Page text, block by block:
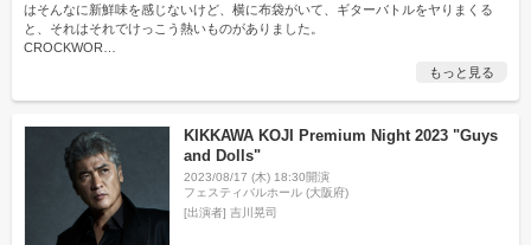
はそんなに新鮮味を感じないけど、横に布袋がいて、ギターバトルをヤりまくる
と、それはそれでけっこう熱いものがありました。
CROCKWOR
もっと見る
KIKKAWA KOJI Premium Night 2023 "Guys
and Dolls"
2023/08/17 (木) 18:30開演
フェスティバルホール (大阪府)
[出演者]吉川晃司